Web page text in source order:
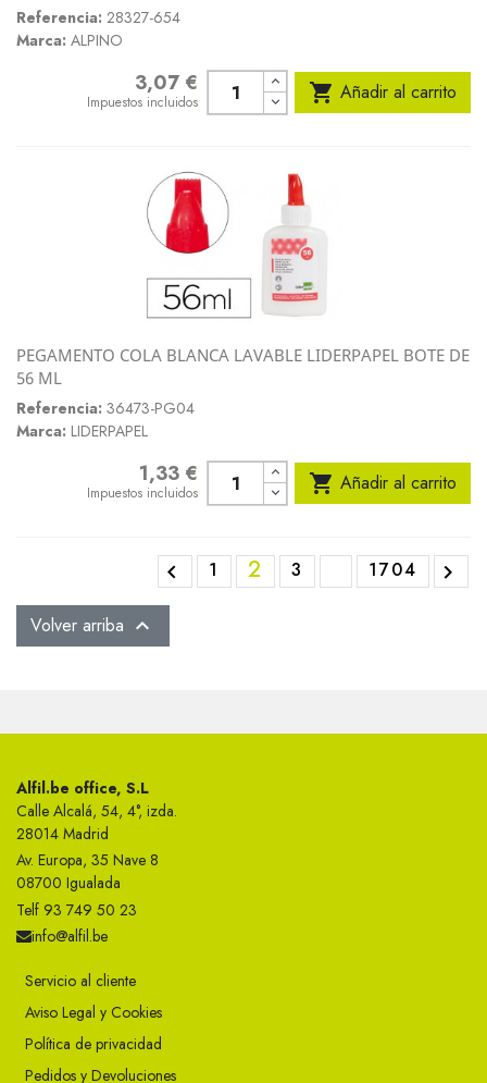
Referencia: 28327-654
Marca: ALPINO
3,07 €
Impuestos incluidos  Añadir al carrito
PEGAMENTO COLA BLANCA LAVABLE LIDERPAPEL BOTE DE
56 ML
Referencia: 36473-PG04
Marca: LIDERPAPEL
1,33 €
Impuestos incluidos  Añadir al carrito
 1 2 3 1704 
Volver arriba 
Alfil.be office, S.L
Calle Alcalá, 54, 4°, izda.
28014 Madrid
Av. Europa, 35 Nave 8
08700 Igualada
Telf 93 749 50 23
info@alfil.be
Servicio al cliente
Aviso Legal y Cookies
Política de privacidad
Pedidos y Devoluciones